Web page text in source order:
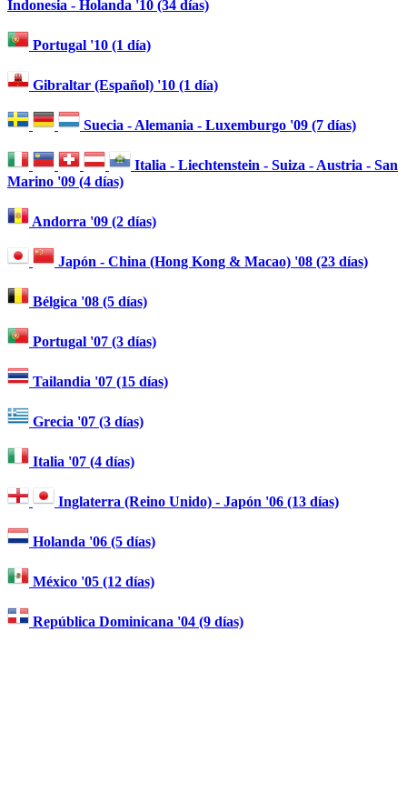
Indonesia - Holanda '10 (34 días)
Portugal '10 (1 día)
Gibraltar (Español) '10 (1 día)
Suecia - Alemania - Luxemburgo '09 (7 días)
Italia - Liechtenstein - Suiza - Austria - San
Marino '09 (4 días)
Andorra '09 (2 días)
Japón - China (Hong Kong & Macao) '08 (23 días)
Bélgica '08 (5 días)
Portugal '07 (3 días)
Tailandia '07 (15 días)
Grecia '07 (3 días)
Italia '07 (4 días)
Inglaterra (Reino Unido) - Japón '06 (13 días)
Holanda '06 (5 días)
México '05 (12 días)
República Dominicana '04 (9 días)